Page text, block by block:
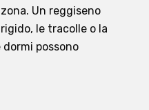
Un reggiseno
le tracolle o la
possono